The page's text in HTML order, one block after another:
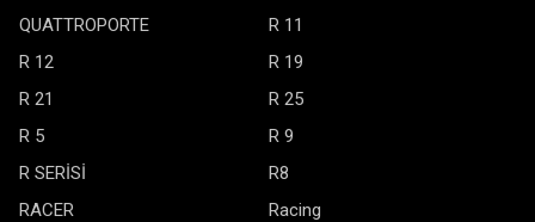
QUATTROPORTE
R 11
R 12
R 19
R 21
R 25
R 5
R 9
R SERİSİ
R8
RACER
Racing